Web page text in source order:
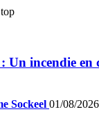
Un incendie en
Sockeel 01/08/